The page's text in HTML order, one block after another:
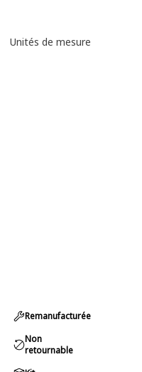
Unités de mesure
Remanufacturée
Non
retournable